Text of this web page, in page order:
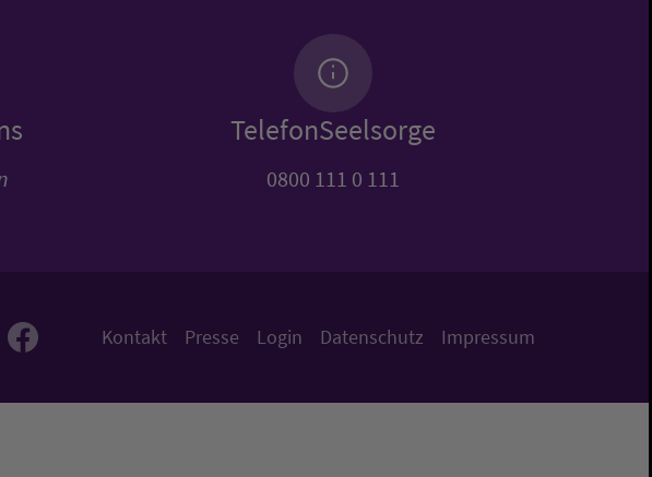
TelefonSeelsorge
0800 111 0 111
Kontakt Presse Login Datenschutz Impressum